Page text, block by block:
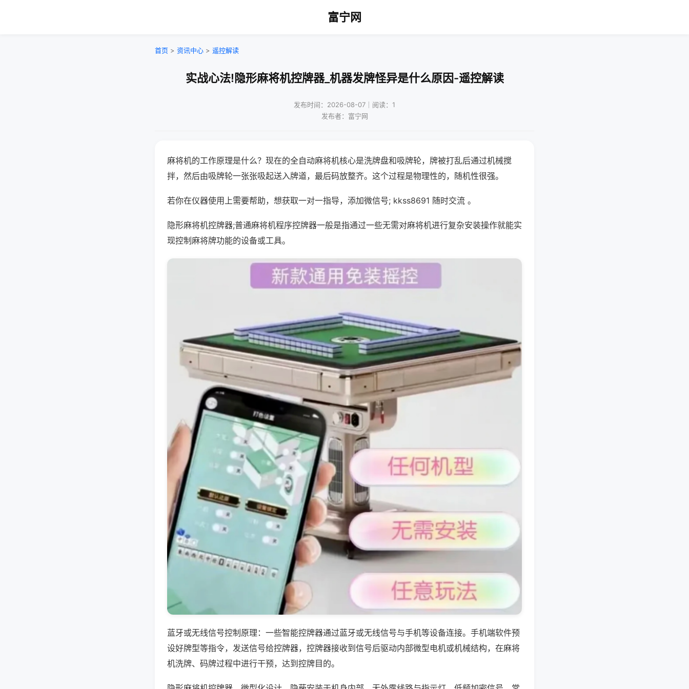
富宁网
首页 > 资讯中心 > 遥控解读
实战心法!隐形麻将机控牌器_机器发牌怪异是什么原因-遥控解读
发布时间：2026-08-07｜阅读：1
发布者：富宁网
麻将机的工作原理是什么？现在的全自动麻将机核心是洗牌盘和吸牌轮，牌被打乱后通过机械搅
拌，然后由吸牌轮一张张吸起送入牌道，最后码放整齐。这个过程是物理性的，随机性很强。
若你在仪器使用上需要帮助，想获取一对一指导，添加微信号; kkss8691 随时交流 。
隐形麻将机控牌器;普通麻将机程序控牌器一般是指通过一些无需对麻将机进行复杂安装操作就能实
现控制麻将牌功能的设备或工具。
蓝牙或无线信号控制原理：一些智能控牌器通过蓝牙或无线信号与手机等设备连接。手机端软件预
设好牌型等指令，发送信号给控牌器，控牌器接收到信号后驱动内部微型电机或机械结构，在麻将
机洗牌、码牌过程中进行干预，达到控牌目的。